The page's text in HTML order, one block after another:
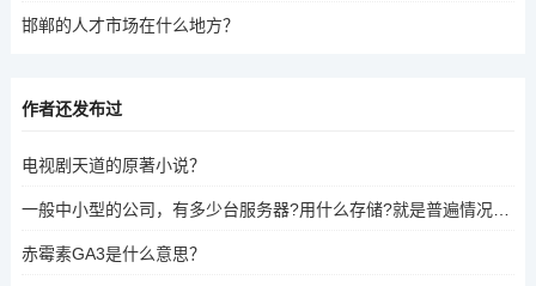
邯郸的人才市场在什么地方？
作者还发布过
电视剧天道的原著小说？
赤霉素GA3是什么意思？